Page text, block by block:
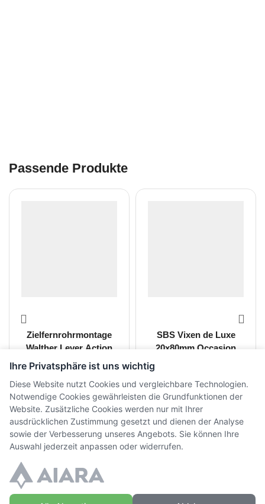
Passende Produkte
Zielfernrohrmontage
Walther Lever Action
SBS Vixen de Luxe
20x80mm Occasion
Ihre Privatsphäre ist uns wichtig
Diese Website nutzt Cookies und vergleichbare Technologien.
Notwendige Cookies gewährleisten die Grundfunktionen der
Website. Zusätzliche Cookies werden nur mit Ihrer
ausdrücklichen Zustimmung gesetzt und dienen der Analyse
sowie der Verbesserung unseres Angebots. Sie können Ihre
Auswahl jederzeit anpassen oder widerrufen.